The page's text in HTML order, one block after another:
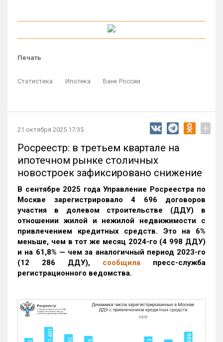
Печать
Статистика Ипотека Банк России
21 октября 2025 17:35 +
Росреестр: в третьем квартале на
ипотечном рынке столичных
новостроек зафиксировано снижение
В сентябре 2025 года Управление Росреестра по
Москве зарегистрировало 4 696 договоров
участия в долевом строительстве (ДДУ) в
отношении жилой и нежилой недвижимости с
привлечением кредитных средств. Это на 6%
меньше, чем в тот же месяц 2024-го (4 998 ДДУ)
и на 61,8% — чем за аналогичный период 2023-го
(12 286 ДДУ), сообщила пресс-служба
регистрационного ведомства.